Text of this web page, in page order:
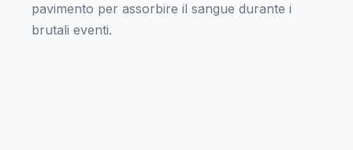
pavimento per assorbire il sangue durante i
brutali eventi.